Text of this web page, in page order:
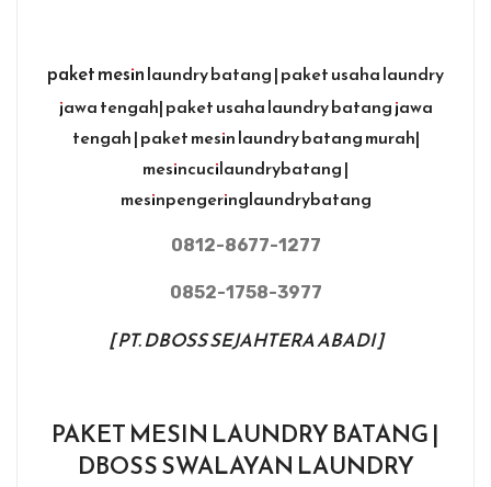
paket mesinlaundry batang | paket usaha laundry
jawa tengah| paket usaha laundry batang jawa
tengah | paket mesin laundry batang murah|
mesincucilaundrybatang |
mesinpengeringlaundrybatang
0812-8677-1277
0852-1758-3977
[ PT. DBOSS SEJAHTERA ABADI ]
PAKET MESIN LAUNDRY BATANG |
DBOSS SWALAYAN LAUNDRY